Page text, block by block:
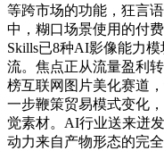
等跨市场的功能，狂言
中，糊口场景使用的付
Skills已8种AI影像能力
流。焦点正从流量盈利
榜互联网图片美化赛道
一步鞭策贸易模式变化
觉素材。AI行业送来迸
动力来自产物形态的完